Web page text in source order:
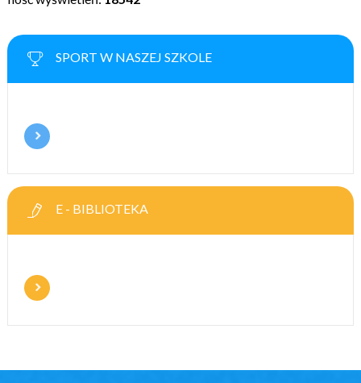
SPORT W NASZEJ SZKOLE
E - BIBLIOTEKA